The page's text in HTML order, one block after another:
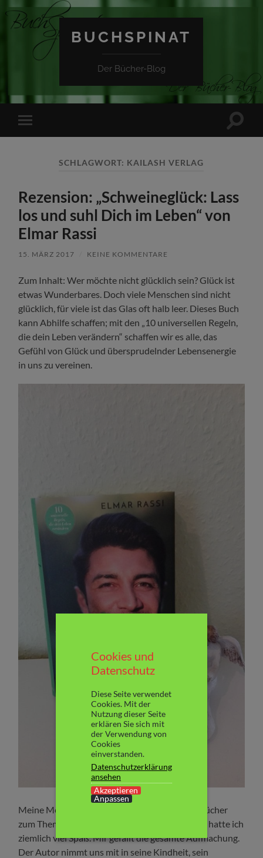
BUCHSPINAT
Der Bücher-Blog
Mobile-
Menü
SCHLAGWORT: KAILASH VERLAG
Rezension: „Schweineglück: Lass
los und suhl Dich im Leben“ von
Elmar Rassi
15. MÄRZ 2017 KEINE KOMMENTARE
Zum Inhalt: Wer möchte nicht glücklich sein? Glück ist
etwas Wunderbares. Doch viele Menschen sind nicht
glücklich, für viele ist das Glas oft halb leer. Dieses Buch
kann Abhilfe schaffen; mit den „10 universellen Regeln,
die dein Leben verändern“ schaffen wir es alle, das
Gefühl von Glück und übersprudelnder Lebensenergie
in uns zu vereinen.
Meine Meinung; Ich lese ja relativ selten Sachbücher
zum Thema „Lebenshilfe“, aber bei diesem Buch hatte ich
ziemlich viel Spaß. Mir gefällt die gesamte Aufmachung.
Der Autor nimmt uns mit in seine Kindheit, sein
Cookies und
Datenschutz
Diese Seite verwendet
Cookies. Mit der
Nutzung dieser Seite
erklären Sie sich mit
der Verwendung von
Cookies
einverstanden.
Datenschutzerklärung
ansehen
Akzeptieren
Anpassen